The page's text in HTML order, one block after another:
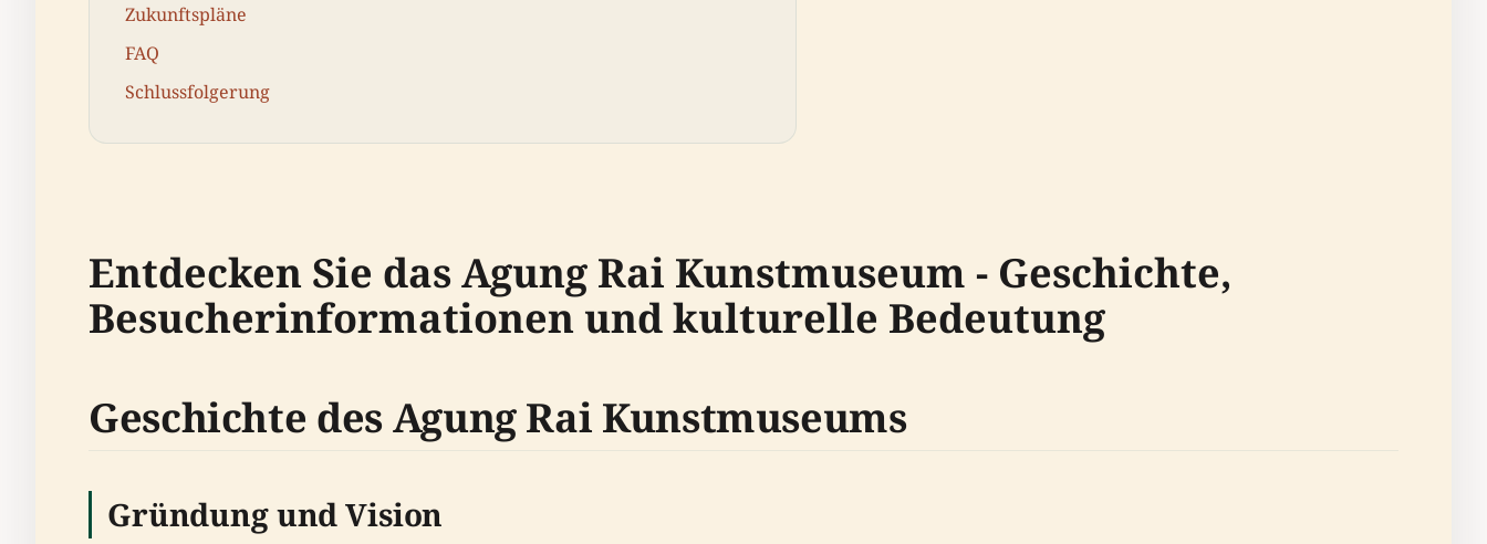
Zukunftspläne
FAQ
Schlussfolgerung
Entdecken Sie das Agung Rai Kunstmuseum - Geschichte,
Besucherinformationen und kulturelle Bedeutung
Geschichte des Agung Rai Kunstmuseums
Gründung und Vision